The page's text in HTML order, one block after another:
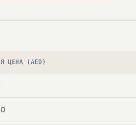
ЦЕНА (AED)